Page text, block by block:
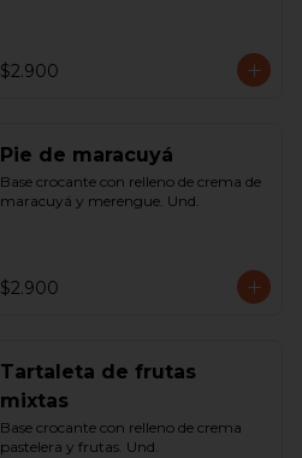
$2.900
Pie de maracuyá
Base crocante con relleno de crema de
maracuyá y merengue. Und.
$2.900
Tartaleta de frutas
mixtas
Base crocante con relleno de crema
pastelera y frutas. Und.